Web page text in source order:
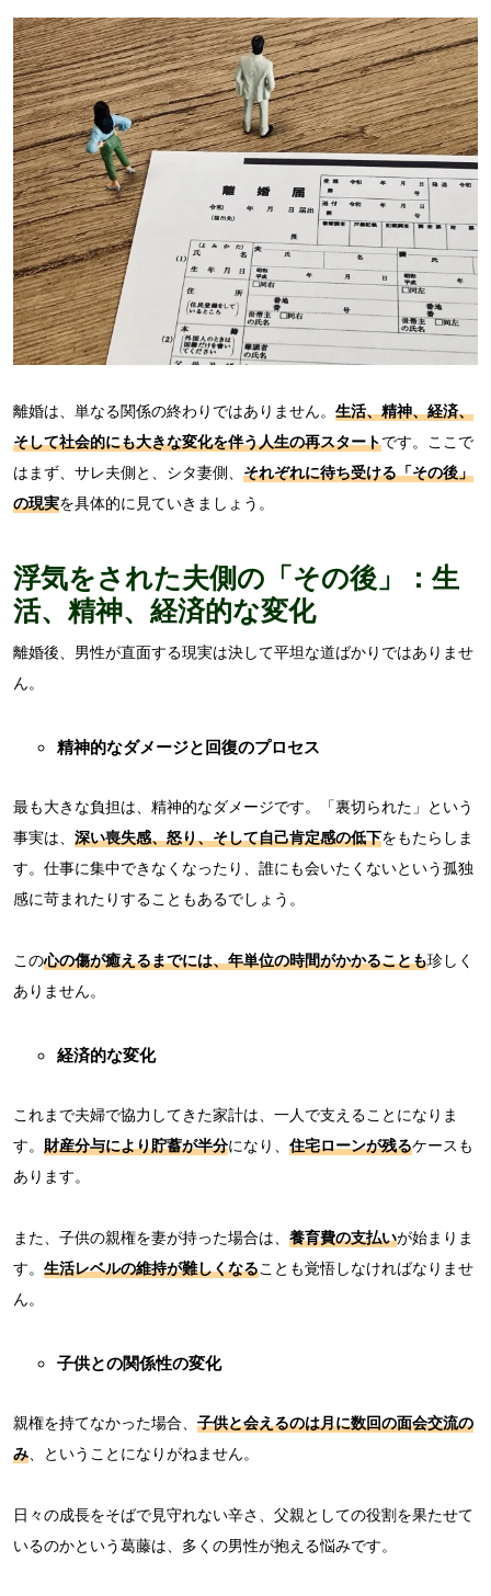
離婚は、単なる関係の終わりではありません。 生活、精神、経済、
そして社会的にも大きな変化を伴う人生の再スタートです。ここで
はまず、サレ夫側と、シタ妻側、 それぞれに待ち受ける「その後」
の現実を具体的に見ていきましょう。
浮気をされた夫側の「その後」：生
活、精神、経済的な変化
離婚後、男性が直面する現実は決して平坦な道ばかりではありませ
ん。
精神的なダメージと回復のプロセス
最も大きな負担は、精神的なダメージです。「裏切られた」という
事実は、 深い喪失感、怒り、そして自己肯定感の低下をもたらしま
す。仕事に集中できなくなったり、誰にも会いたくないという孤独
感に苛まれたりすることもあるでしょう。
この心の傷が癒えるまでには、年単位の時間がかかることも珍しく
ありません。
経済的な変化
これまで夫婦で協力してきた家計は、一人で支えることになりま
す。 財産分与により貯蓄が半分になり、 住宅ローンが残るケースも
あります。
また、子供の親権を妻が持った場合は、 養育費の支払いが始まりま
す。 生活レベルの維持が難しくなることも覚悟しなければなりませ
ん。
子供との関係性の変化
親権を持てなかった場合、 子供と会えるのは月に数回の面会交流の
み、ということになりがねません。
日々の成長をそばで見守れない辛さ、父親としての役割を果たせて
いるのかという葛藤は、多くの男性が抱える悩みです。